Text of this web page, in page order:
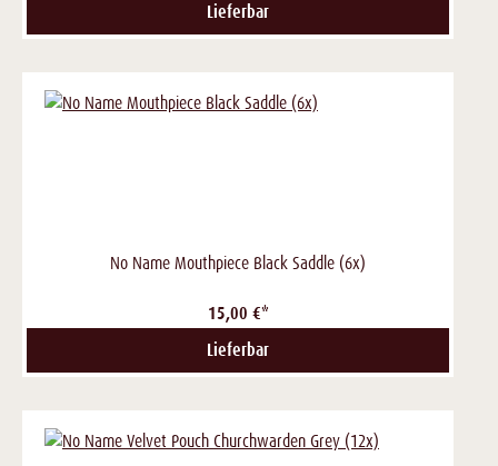
Lieferbar
No Name Mouthpiece Black Saddle (6x)
15,00 €*
Lieferbar